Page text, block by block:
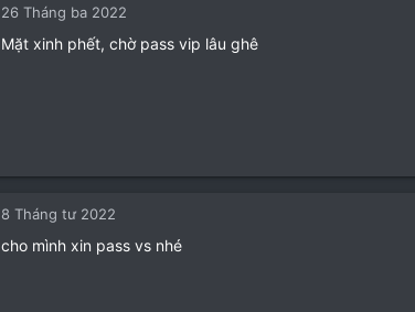
26 Tháng ba 2022
Mặt xinh phết, chờ pass vip lâu ghê
8 Tháng tư 2022
cho mình xin pass vs nhé